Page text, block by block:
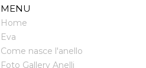
MENU
Home
Eva
Come nasce l'anello
Foto Gallery Anelli